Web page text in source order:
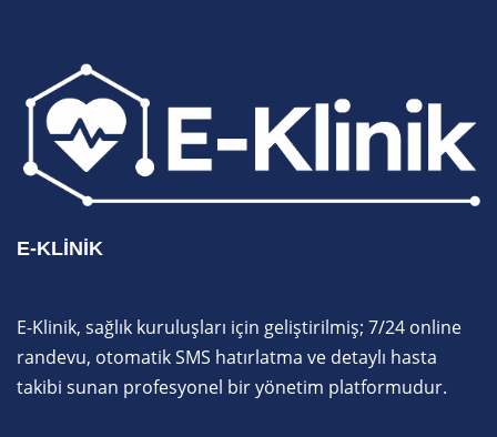
E-KLINIK
E-Klinik, sağlık kuruluşları için geliştirilmiş; 7/24 online
randevu, otomatik SMS hatırlatma ve detaylı hasta
takibi sunan profesyonel bir yönetim platformudur.